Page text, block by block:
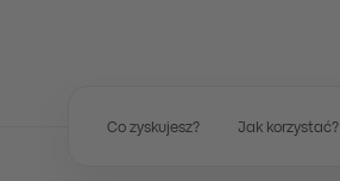
Co zyskujesz? Jak korzystać?